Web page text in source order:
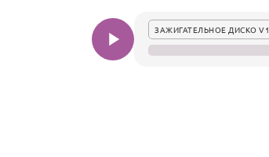
ЗАЖИГАТЕЛЬНОЕ ДИСКО V1